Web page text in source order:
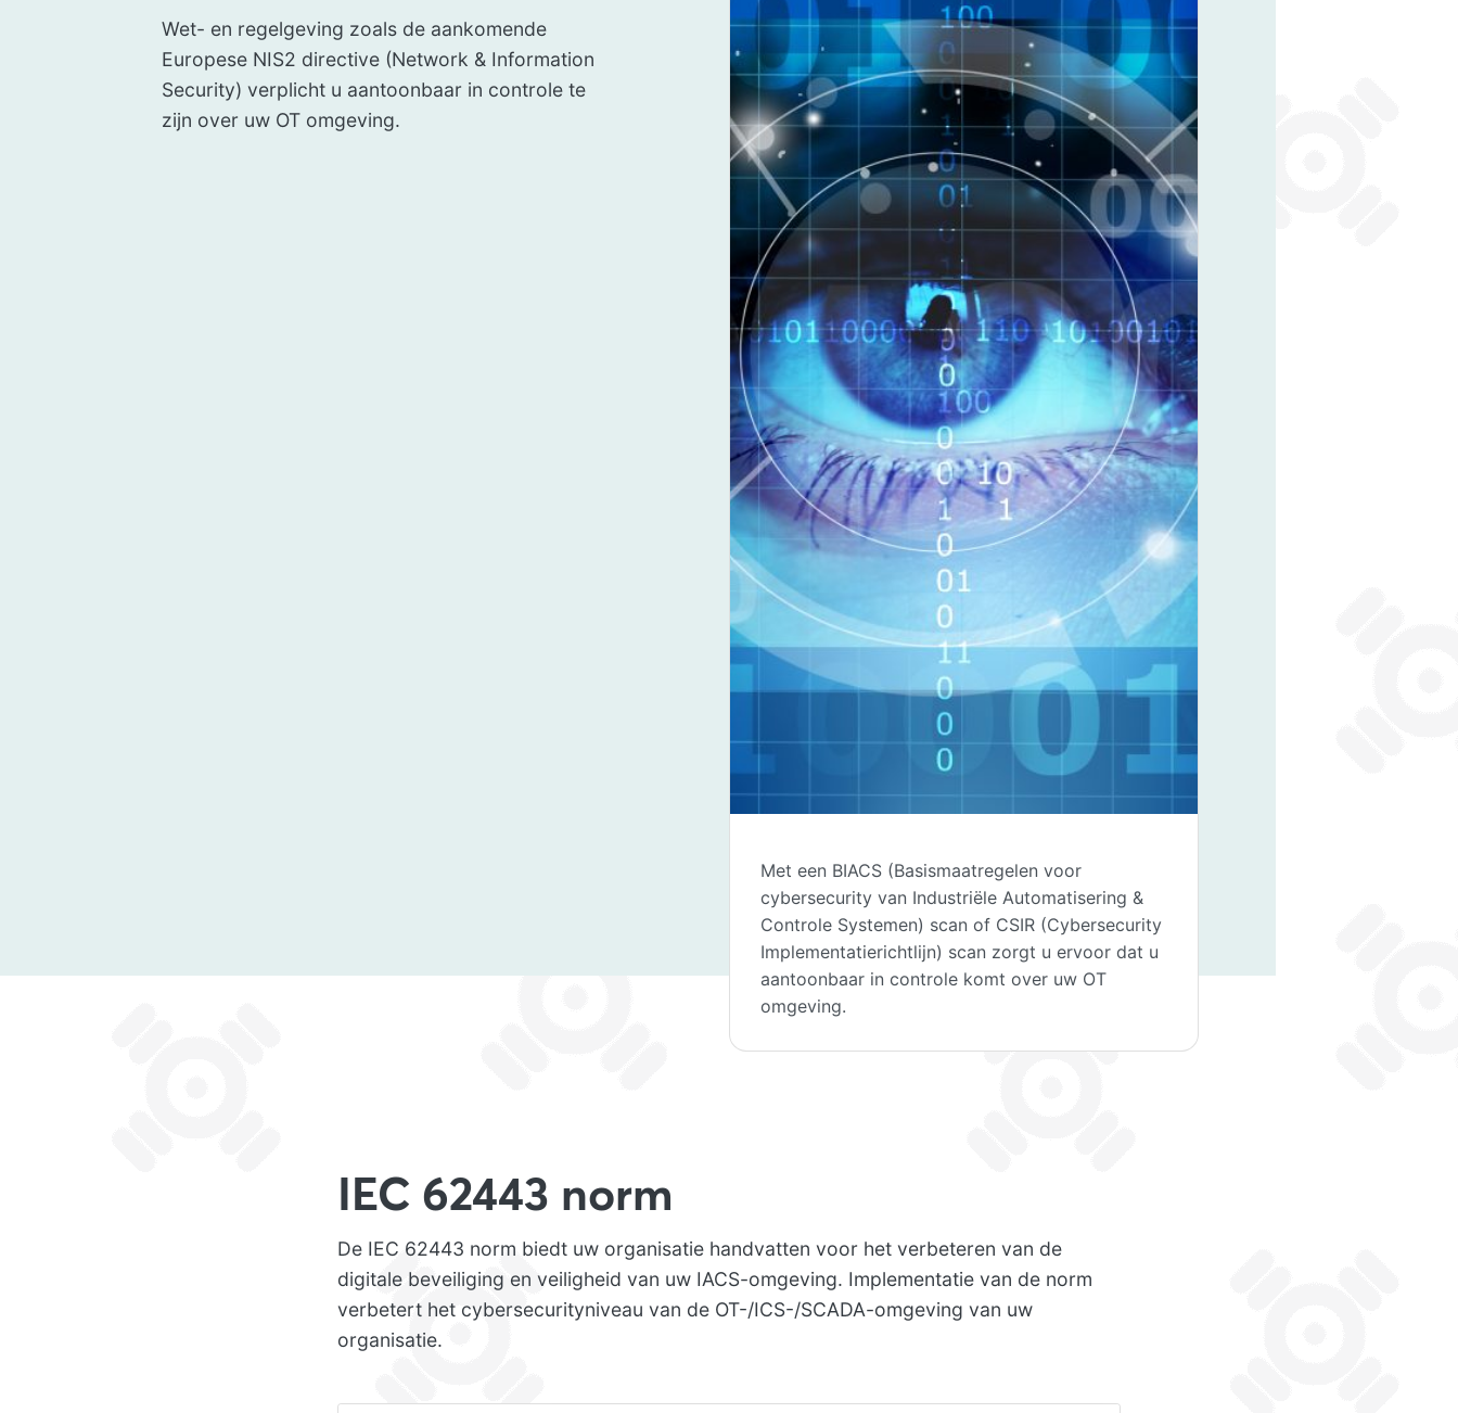
Wet- en regelgeving zoals de aankomende
Europese NIS2 directive (Network & Information
Security) verplicht u aantoonbaar in controle te
zijn over uw OT omgeving.
Met een BIACS (Basismaatregelen voor
cybersecurity van Industriële Automatisering &
Controle Systemen) scan of CSIR (Cybersecurity
Implementatierichtlijn) scan zorgt u ervoor dat u
aantoonbaar in controle komt over uw OT
omgeving.
IEC 62443 norm
De IEC 62443 norm biedt uw organisatie handvatten voor het verbeteren van de
digitale beveiliging en veiligheid van uw IACS-omgeving. Implementatie van de norm
verbetert het cybersecurityniveau van de OT-/ICS-/SCADA-omgeving van uw
organisatie.